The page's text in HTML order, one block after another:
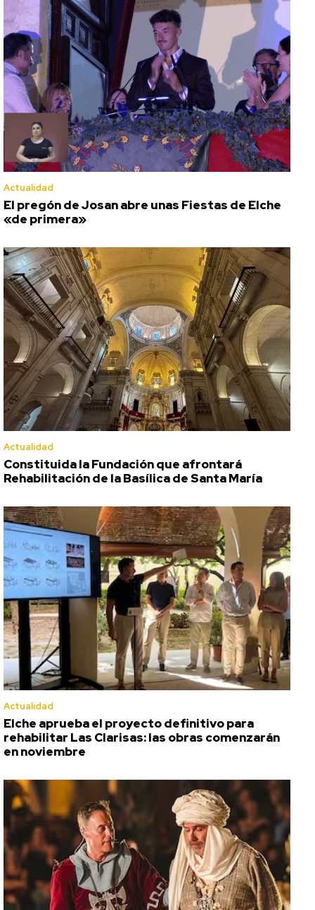
Actualidad
El pregón de Josan abre unas Fiestas de Elche
«de primera»
Actualidad
Constituida la Fundación que afrontará
Rehabilitación de la Basílica de Santa María
Actualidad
Elche aprueba el proyecto definitivo para
rehabilitar Las Clarisas: las obras comenzarán
en noviembre